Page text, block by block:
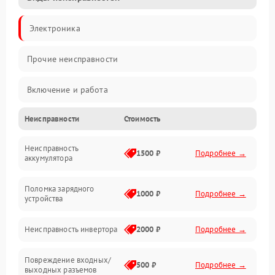
Электроника
Прочие неисправности
Включение и работа
Работа с нагрузкой
Звук и индикация
Неисправности Стоимость
Неисправность
аккумулятора
1500 ₽ Подробнее →
Поломка зарядного
устройства
1000 ₽ Подробнее →
Неисправность инвертора 2000 ₽ Подробнее →
Повреждение входных/
выходных разъемов
500 ₽ Подробнее →